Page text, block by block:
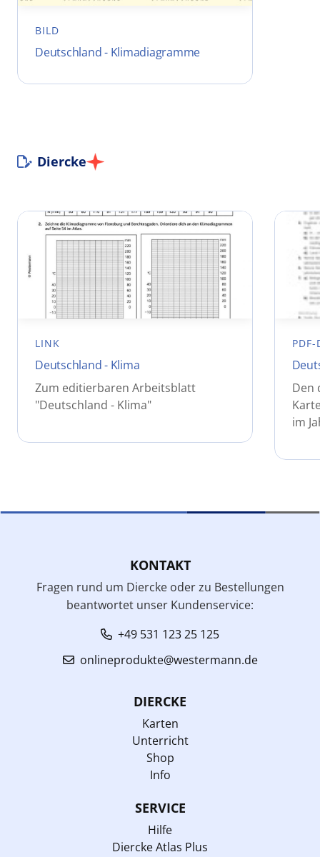
BILD
Deutschland - Klimadiagramme
Diercke
LINK
Deutschland - Klima
Zum editierbaren Arbeitsblatt
"Deutschland - Klima"
PDF-
Den
im
KONTAKT
Fragen rund um Diercke oder zu Bestellungen
beantwortet unser Kundenservice:
+49 531 123 25 125
onlineprodukte@westermann.de
DIERCKE
Karten
Unterricht
Shop
Info
SERVICE
Hilfe
Diercke Atlas Plus